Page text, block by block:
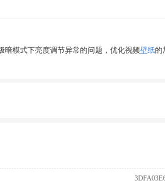
暗模式下亮度调节异常的问题，优化视频壁纸的